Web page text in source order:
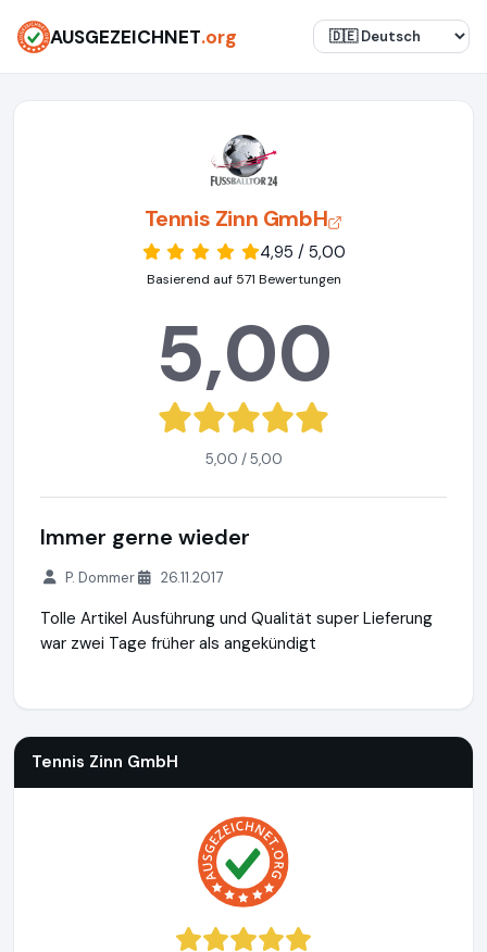
AUSGEZEICHNET.org
Tennis Zinn GmbH
4,95 / 5,00
Basierend auf 571 Bewertungen
5,00
5,00 / 5,00
Immer gerne wieder
P. Dommer 26.11.2017
Tolle Artikel Ausführung und Qualität super Lieferung
war zwei Tage früher als angekündigt
Tennis Zinn GmbH